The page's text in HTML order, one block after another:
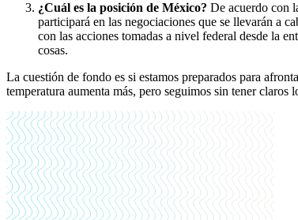
¿Cuál es la posición de México? De acuerdo con
participará en las negociaciones que se llevarán a
con las acciones tomadas a nivel federal desde la
cosas.
La cuestión de fondo es si estamos preparados para
temperatura aumenta más, pero seguimos sin tener